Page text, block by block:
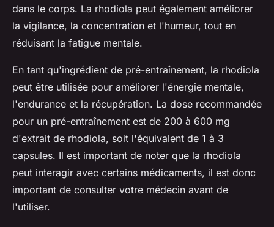
dans le corps. La rhodiola peut également améliorer
la vigilance, la concentration et l'humeur, tout en
réduisant la fatigue mentale.
En tant qu'ingrédient de pré-entraînement, la rhodiola
peut être utilisée pour améliorer l'énergie mentale,
l'endurance et la récupération. La dose recommandée
pour un pré-entraînement est de 200 à 600 mg
d'extrait de rhodiola, soit l'équivalent de 1 à 3
capsules. Il est important de noter que la rhodiola
peut interagir avec certains médicaments, il est donc
important de consulter votre médecin avant de
l'utiliser.